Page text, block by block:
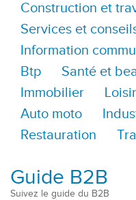
Construction et
Services et
Information
Btp
Santé et
Immobilier
Auto moto
Restauration
Guide B2B
Suivez le guide du B2B